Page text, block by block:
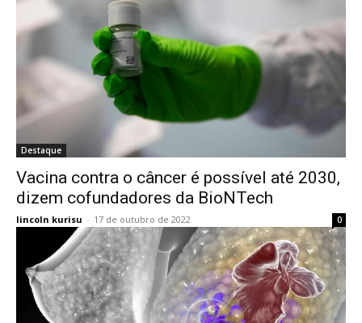
Destaque
Vacina contra o câncer é possível até 2030,
dizem cofundadores da BioNTech
lincoln kurisu - 17 de outubro de 2022 0